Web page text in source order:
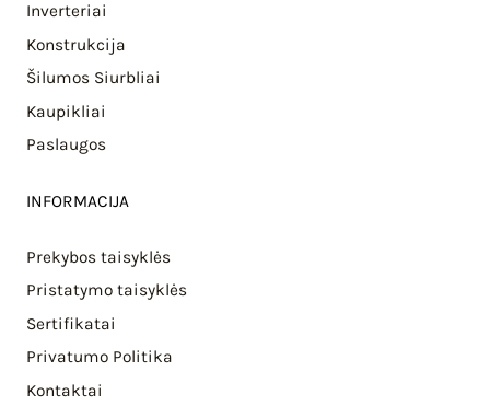
Inverteriai
Konstrukcija
Šilumos Siurbliai
Kaupikliai
Paslaugos
INFORMACIJA
Prekybos taisyklės
Pristatymo taisyklės
Sertifikatai
Privatumo Politika
Kontaktai